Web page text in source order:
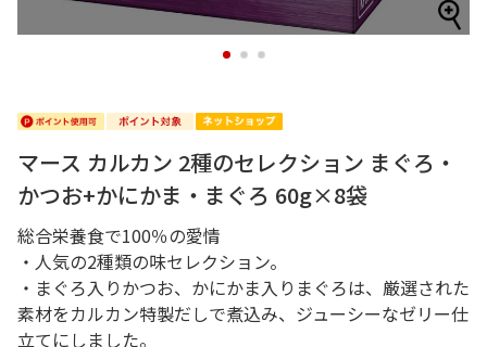
1 2 3
マース カルカン 2種のセレクション まぐろ・
かつお+かにかま・まぐろ 60g×8袋
総合栄養食で100％の愛情
・人気の2種類の味セレクション。
・まぐろ入りかつお、かにかま入りまぐろは、厳選された
素材をカルカン特製だしで煮込み、ジューシーなゼリー仕
立てにしました。